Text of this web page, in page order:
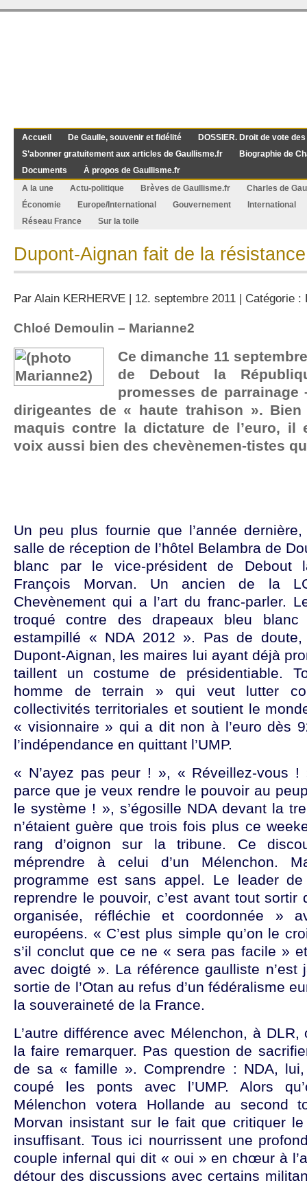
Accueil De Gaulle, souvenir et fidélité
DOSSIER. Droit de vote
S’abonner gratuitement aux articles de Gaullisme.fr
Biographie de
Documents
À propos de Gaullisme.fr
A la une
Actu-politique Brèves de Gaullisme.fr
Charles de
Économie
Europe/International Gouvernement
International
Réseau France
Sur la toile
Dupont-Aignan fait de la
Par Alain KERHERVE | 12. septembre 2011 | Catégorie :
Chloé Demoulin – Marianne2
Ce dimanche 11
de Debout la
promesses de
dirigeantes de « haute trahison ».
maquis contre la dictature de l’euro, il
voix aussi bien des chevènemen-tistes
Un peu plus fournie que l’année
salle de réception de l’hôtel Belambra de
blanc par le vice-président de Debout
François Morvan. Un ancien de la
Chevènement qui a l’art du franc-parler.
troqué contre des drapeaux bleu
estampillé « NDA 2012 ». Pas de doute,
Dupont-Aignan, les maires lui ayant déjà
taillent un costume de présidentiable.
homme de terrain » qui veut lutter
collectivités territoriales et soutient le
« visionnaire » qui a dit non à l’euro dès
l’indépendance en quittant l’UMP.
« N’ayez pas peur ! », « Réveillez-vous
parce que je veux rendre le pouvoir au
le système ! », s’égosille NDA devant la
n’étaient guère que trois fois plus ce
rang d’oignon sur la tribune. Ce
méprendre à celui d’un Mélenchon.
programme est sans appel. Le leader
reprendre le pouvoir, c’est avant tout sortir
organisée, réfléchie et coordonnée »
européens. « C’est plus simple qu’on le
s’il conclut que ce ne « sera pas facile »
avec doigté ». La référence gaulliste
sortie de l’Otan au refus d’un fédéralisme
la souveraineté de la France.
L’autre différence avec Mélenchon, à
la faire remarquer. Pas question de
de sa « famille ». Comprendre : NDA,
coupé les ponts avec l’UMP. Alors
Mélenchon votera Hollande au second
Morvan insistant sur le fait que critiquer
insuffisant. Tous ici nourrissent une
couple infernal qui dit « oui » en chœur à
détour des discussions avec certains